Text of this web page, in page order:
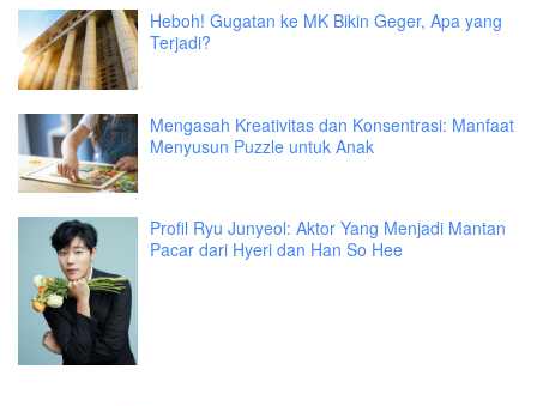
Heboh! Gugatan ke MK Bikin Geger, Apa yang
Terjadi?
Mengasah Kreativitas dan Konsentrasi: Manfaat
Menyusun Puzzle untuk Anak
Profil Ryu Junyeol: Aktor Yang Menjadi Mantan
Pacar dari Hyeri dan Han So Hee